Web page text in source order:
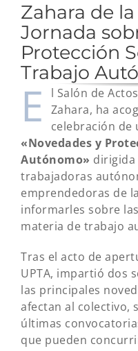
Zahara de
Jornada
Protección
Trabajo
E
l Salón de
Zahara, ha
celebración de
«Novedades y
Autónomo» dirigida
trabajadoras
emprendedoras de
informarles sobre
materia de trabajo
Tras el acto de
UPTA, impartió dos
las principales
afectan al colectivo,
últimas
que pueden